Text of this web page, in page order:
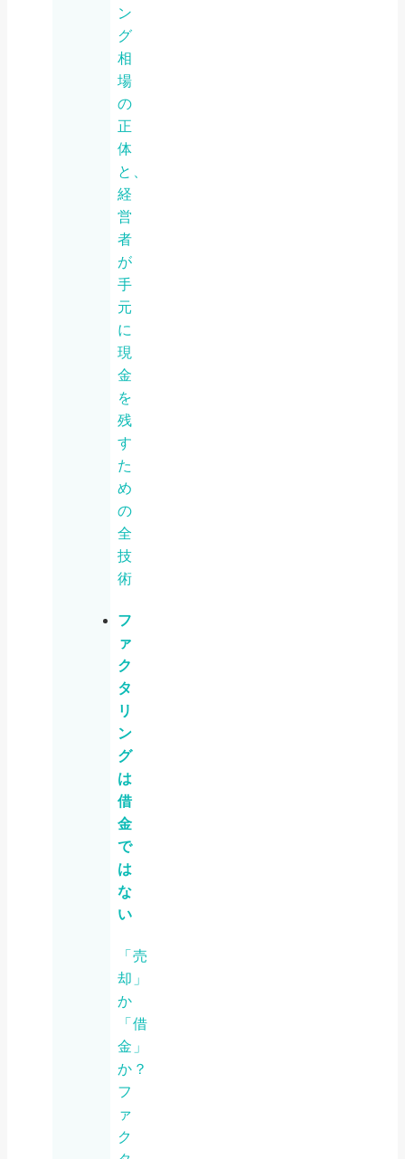
ン
グ
相
場
の
正
体
と、
経
営
者
が
手
元
に
現
金
を
残
す
た
め
の
全
技
術
フ
ァ
ク
タ
リ
ン
グ
は
借
金
で
は
な
い
「売
却」
か
「借
金」
か？
フ
ァ
ク